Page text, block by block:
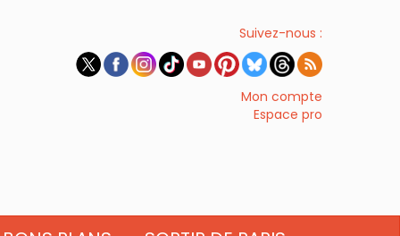
Suivez-nous :
Mon compte
Espace pro